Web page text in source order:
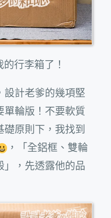
行李箱了！
設計老爹的幾項堅
單輪版！不要軟質
礎原則下，我找到
，「全鋁框、雙輪
」，先透露他的品